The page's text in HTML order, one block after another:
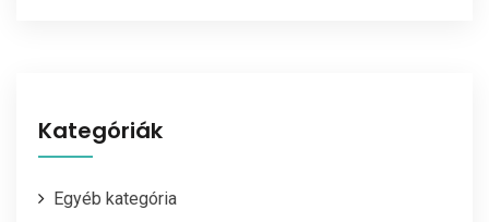
Kategóriák
Egyéb kategória